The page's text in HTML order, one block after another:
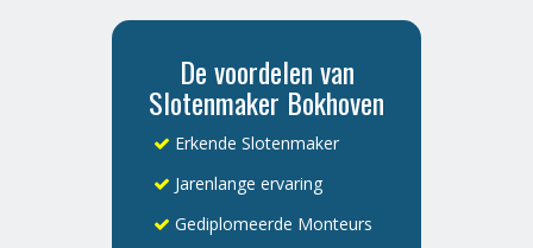
De voordelen van
Slotenmaker Bokhoven
Erkende Slotenmaker
Jarenlange ervaring
Gediplomeerde Monteurs